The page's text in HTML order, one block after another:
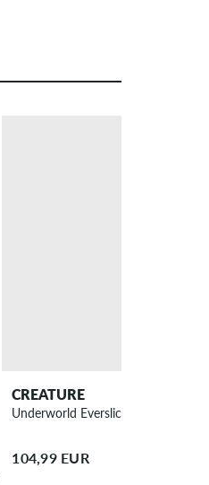
CREATURE
Underworld Everslick 8.6" Tavola
104,99 EUR